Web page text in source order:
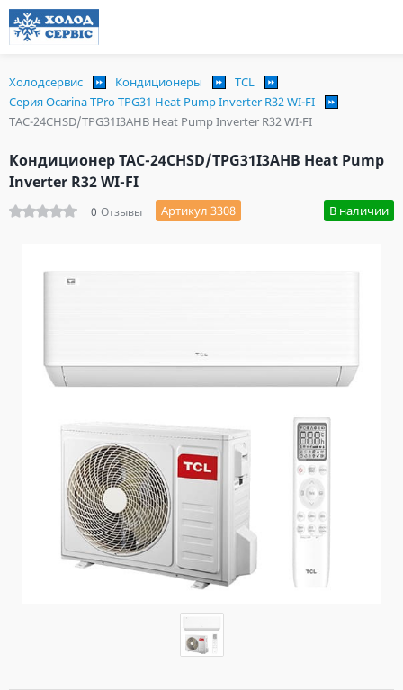
Холодсервис Кондиционеры
TCL
Серия Ocarina TPro TPG31 Heat Pump Inverter R32 WI-FI
TAC-24CHSD/TPG31I3AHB Heat Pump Inverter R32 WI-FI
Кондиционер TAC-24CHSD/TPG31I3AHB Heat Pump
Inverter R32 WI-FI
0 Отзывы Артикул 3308 В наличии